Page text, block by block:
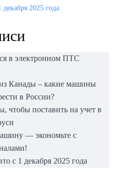
декабря 2025 года
в электронном ПТС
Канады – какие машины
в России?
чтобы поставить на учет в
— экономьте с
с 1 декабря 2025 года